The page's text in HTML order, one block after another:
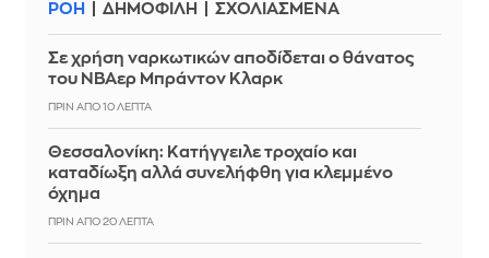
ΡΟΗ ΔΗΜΟΦΙΛΗ ΣΧΟΛΙΑΣΜΕΝΑ
Σε χρήση ναρκωτικών αποδίδεται ο θάνατος
του ΝΒΑερ Μπράντον Κλαρκ
ΠΡΙΝ ΑΠΌ 10 ΛΕΠΤΆ
Θεσσαλονίκη: Κατήγγειλε τροχαίο και
καταδίωξη αλλά συνελήφθη για κλεμμένο
όχημα
ΠΡΙΝ ΑΠΌ 20 ΛΕΠΤΆ